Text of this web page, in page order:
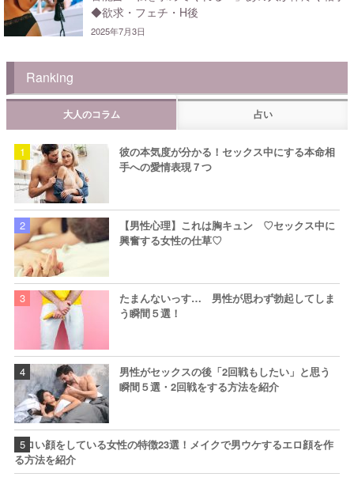
◆欲求・フェチ・H後
2025年7月3日
Ranking
大人のコラム 占い
彼の本気度が分かる！セックス中にする本命相
手への愛情表現７つ
【男性心理】これは胸キュン ♡セックス中に
興奮する女性の仕草♡
たまんないっす… 男性が思わず勃起してしま
う瞬間５選！
男性がセックスの後「2回戦もしたい」と思う
瞬間５選・2回戦をする方法を紹介
エロい顔をしている女性の特徴23選！メイクで男ウケするエロ顔を作
る方法を紹介